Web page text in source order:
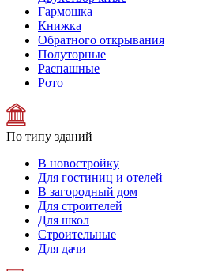
Гармошка
Книжка
Обратного открывания
Полуторные
Распашные
Рото
По типу зданий
В новостройку
Для гостиниц и отелей
В загородный дом
Для строителей
Для школ
Строительные
Для дачи